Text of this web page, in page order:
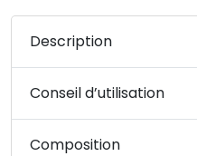
Description
Conseil d’utilisation
Composition